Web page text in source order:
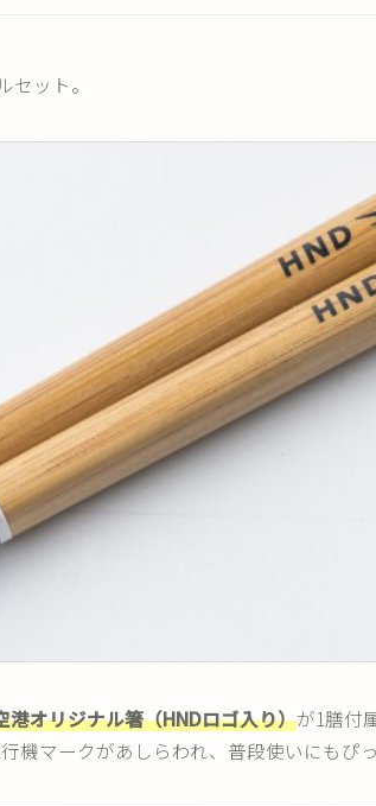
ット。
港オリジナル箸（HNDロゴ入り）が1膳付
機マークがあしらわれ、普段使いにもぴ